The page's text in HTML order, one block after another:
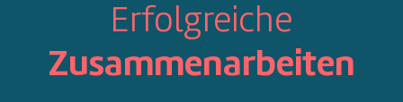
Erfolgreiche
Zusammenarbeiten